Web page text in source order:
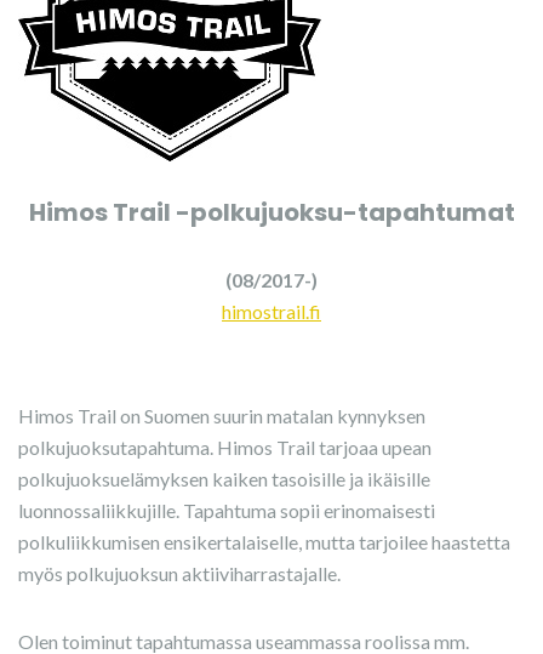
Himos Trail -polkujuoksu-tapahtumat​
(08/2017-)
himostrail.fi
Himos Trail on Suomen suurin matalan kynnyksen
polkujuoksutapahtuma. Himos Trail tarjoaa upean
polkujuoksuelämyksen kaiken tasoisille ja ikäisille
luonnossaliikkujille. Tapahtuma sopii erinomaisesti
polkuliikkumisen ensikertalaiselle, mutta tarjoilee haastetta
myös polkujuoksun aktiiviharrastajalle.
Olen toiminut tapahtumassa useammassa roolissa mm.